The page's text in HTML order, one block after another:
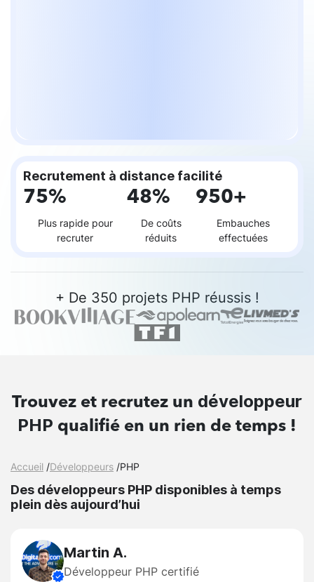
Recrutement à distance facilité
75%
Plus rapide pour
recruter
48%
De coûts
réduits
950+
Embauches
effectuées
+ De 350 projets PHP réussis !
Trouvez et recrutez un développeur
PHP qualifié en un rien de temps !
Accueil /Développeurs /PHP
Des développeurs PHP disponibles à temps
plein dès aujourd’hui
Martin A.
Développeur PHP certifié